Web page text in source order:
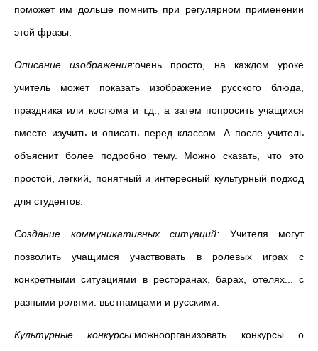
поможет им дольше помнить при регулярном применении
этой фразы.
Описание изображения:очень просто, на каждом уроке
учитель может показать изображение русского блюда,
праздника или костюма и т.д., а затем попросить учащихся
вместе изучить и описать перед классом. А после учитель
объяснит более подробно тему. Можно сказать, что это
простой, легкий, понятный и интересный культурный подход
для студентов.
Создание коммуникативныхситуаций: Учителя могут
позволить учащимся участвовать в ролевых играх с
конкретными ситуациями в ресторанах, барах, отелях... с
разными ролями: вьетнамцами и русскими.
Культурные конкурсы:можноорганизовать конкурсы о